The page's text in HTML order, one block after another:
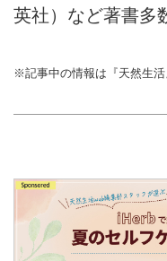
英社）など著書多
※記事中の情報は『天然生